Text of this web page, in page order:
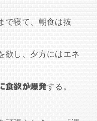
で寝て、朝食は抜
欲し、夕方にはエネ
食欲が爆発する。